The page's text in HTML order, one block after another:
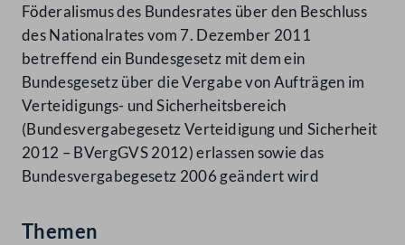
Föderalismus des Bundesrates über den Beschluss
des Nationalrates vom 7. Dezember 2011
betreffend ein Bundesgesetz mit dem ein
Bundesgesetz über die Vergabe von Aufträgen im
Verteidigungs- und Sicherheitsbereich
(Bundesvergabegesetz Verteidigung und Sicherheit
2012 – BVergGVS 2012) erlassen sowie das
Bundesvergabegesetz 2006 geändert wird
Themen